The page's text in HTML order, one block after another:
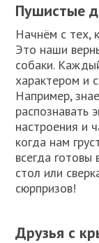
Пушистые
Начнём с тех,
Это наши
собаки.
характером и
Например,
распознавать
настроения и
когда нам
всегда готовы
стол или
сюрпризов!
Друзья с